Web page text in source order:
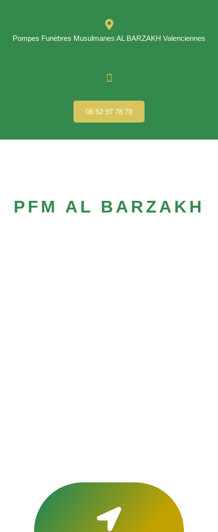
Pompes Funèbres Musulmanes AL BARZAKH Valenciennes
06 52 97 78 78
PFM AL BARZAKH